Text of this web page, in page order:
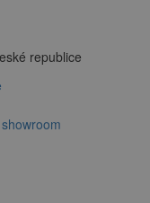
republice
showroom